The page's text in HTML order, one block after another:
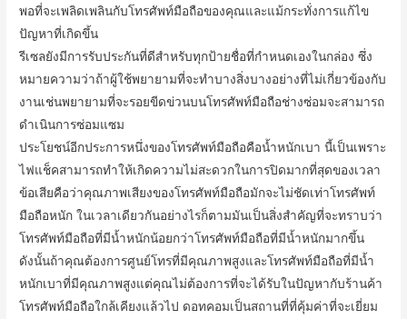
พอที่จะเพลิดเพลินกับโทรศัพท์มือถือของคุณและแม้กระทั่งการแก้ไข
ปัญหาที่เกิดขึ้น
รีเซลยังมีการรับประกันที่ดีสำหรับทุกป้ายชื่อที่กำหนดเองในกล่อง ซึ่ง
หมายความว่าถ้าผู้ใช้พยายามที่จะทำบางสิ่งบางอย่างที่ไม่เกี่ยวข้องกับ
งานเช่นพยายามที่จะรอยขีดข่วนบนโทรศัพท์มือถือช่างซ่อมจะสามารถ
ดำเนินการซ่อมแซม
ประโยชน์อีกประการหนึ่งของโทรศัพท์มือถือคือน้ำหนักเบา นี้เป็นเพราะ
ไฟแช็คสามารถทำให้เกิดความไม่สะดวกในการปิดมากที่สุดของเวลา
ข้อเสียคือว่าคุณภาพเสียงของโทรศัพท์มือถือมักจะไม่ชัดเท่าโทรศัพท์
มือถือหนัก ในเวลาเดียวกันอย่างไรก็ตามมันเป็นสิ่งสำคัญที่จะทราบว่า
โทรศัพท์มือถือที่มีน้ำหนักน้อยกว่าโทรศัพท์มือถือที่มีน้ำหนักมากขึ้น
ดังนั้นถ้าคุณต้องการศูนย์โทรที่มีคุณภาพสูงและโทรศัพท์มือถือที่มีน้ำ
หนักเบาที่มีคุณภาพสูงแต่คุณไม่ต้องการที่จะได้รับในปัญหากับร้านค้า
โทรศัพท์มือถือใกล้เคียงแล้วไป ดอทคอมเป็นสถานที่ที่คุ้มค่าที่จะเยี่ยม